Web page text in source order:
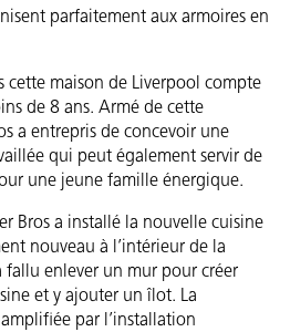
parfaitement aux armoires en
cette maison de Liverpool compte
de 8 ans. Armé de cette
a entrepris de concevoir une
qui peut également servir de
une jeune famille énergique.
Bros a installé la nouvelle cuisine
nouveau à l’intérieur de la
fallu enlever un mur pour créer
et y ajouter un îlot. La
par l’installation